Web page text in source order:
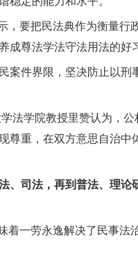
要把民法典作为衡量行
尊法学法守法用法的好
案件界限，坚决防止以刑
法学院教授里赞认为，公
尊重，在双方意思自治中
、司法，再到普法、理论
一劳永逸解决了民事法